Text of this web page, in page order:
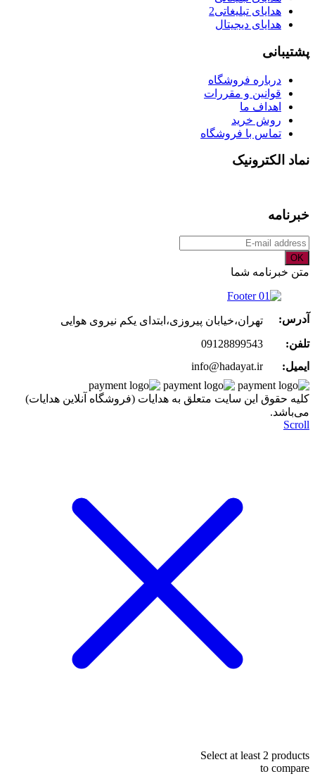
هدایای تبلیغاتی2
هدایای دیجیتال
پشتیبانی
درباره فروشگاه
قوانین و مقررات
اهداف ما
روش خرید
تماس با فروشگاه
نماد الکترونیک
خبرنامه
OK
متن خبرنامه شما
آدرس:
تهران،خیابان پیروزی،ابتدای یکم نیروی هوایی
تلفن:
09128899543
ایمیل:
info@hadayat.ir
کليه حقوق اين سايت متعلق به هدایات (فروشگاه آنلاین هدایات)
می‌باشد.
Scroll
Select at least 2 products
to compare